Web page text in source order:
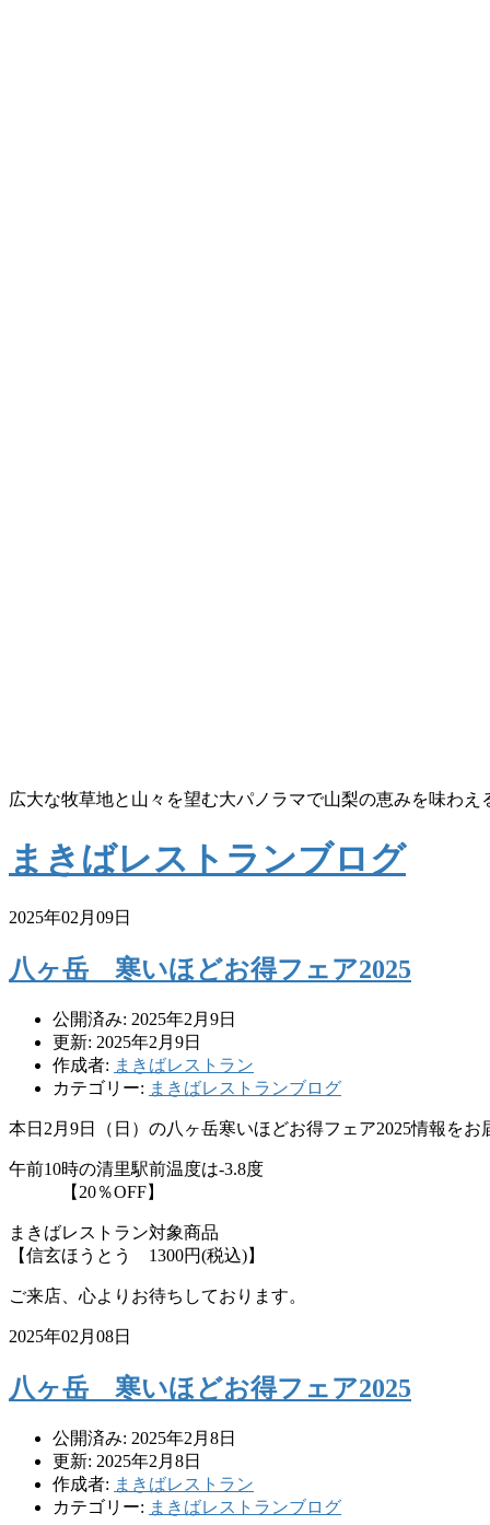
広大な牧草地と山々を望む大パノラマで山梨の恵みを味わえ
まきばレストランブログ
2025年02月09日
八ヶ岳 寒いほどお得フェア2025
公開済み: 2025年2月9日
更新: 2025年2月9日
作成者: まきばレストラン
カテゴリー: まきばレストランブログ
本日2月9日（日）の八ヶ岳寒いほどお得フェア2025情報をお
午前10時の清里駅前温度は-3.8度
【20％OFF】
まきばレストラン対象商品
【信玄ほうとう 1300円(税込)】
ご来店、心よりお待ちしております。
2025年02月08日
八ヶ岳 寒いほどお得フェア2025
公開済み: 2025年2月8日
更新: 2025年2月8日
作成者: まきばレストラン
カテゴリー: まきばレストランブログ